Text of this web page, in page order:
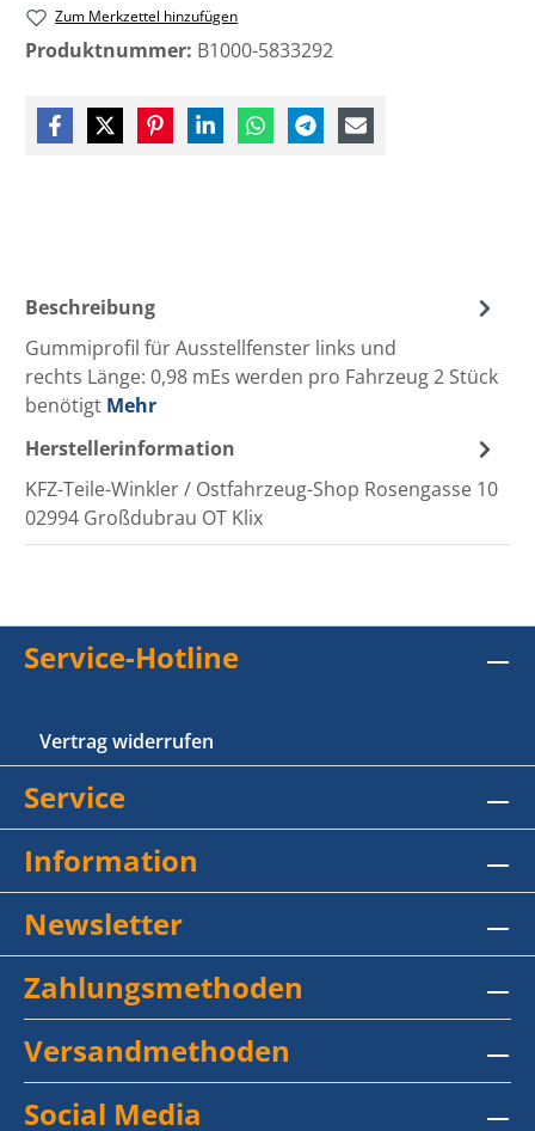
Zum Merkzettel hinzufügen
Produktnummer: B1000-5833292
Beschreibung
Gummiprofil für Ausstellfenster links und
rechts Länge: 0,98 mEs werden pro Fahrzeug 2 Stück
benötigt Mehr
Herstellerinformation
KFZ-Teile-Winkler / Ostfahrzeug-Shop Rosengasse 10
02994 Großdubrau OT Klix
Service-Hotline
Vertrag widerrufen
Service
Information
Newsletter
Zahlungsmethoden
Versandmethoden
Social Media